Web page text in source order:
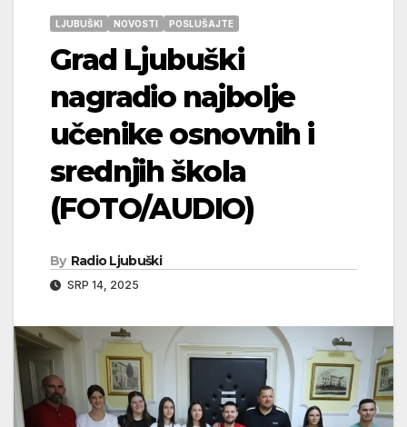
LJUBUŠKI NOVOSTI POSLUŠAJTE
Grad Ljubuški
nagradio najbolje
učenike osnovnih i
srednjih škola
(FOTO/AUDIO)
By Radio Ljubuški
SRP 14, 2025